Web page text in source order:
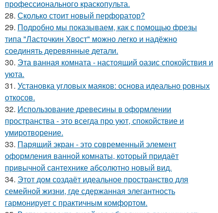
профессионального краскопульта.
28. Сколько стоит новый перфоратор?
29. Подробно мы показываем, как с помощью фрезы
типа "Ласточкин Хвост" можно легко и надёжно
соединять деревянные детали.
30. Эта ванная комната - настоящий оазис спокойствия и
уюта.
31. Установка угловых маяков: основа идеально ровных
откосов.
32. Использование древесины в оформлении
пространства - это всегда про уют, спокойствие и
умиротворение.
33. Парящий экран - это современный элемент
оформления ванной комнаты, который придаёт
привычной сантехнике абсолютно новый вид.
34. Этот дом создаёт идеальное пространство для
семейной жизни, где сдержанная элегантность
гармонирует с практичным комфортом.